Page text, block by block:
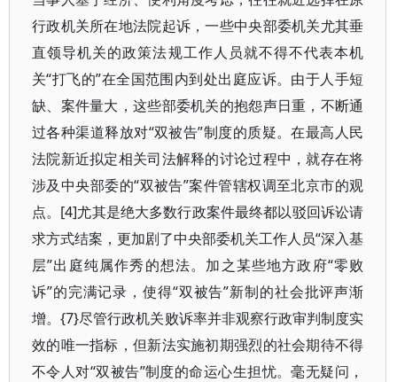
行政机关所在地法院起诉，一些中央部委机关尤其垂
直领导机关的政策法规工作人员就不得不代表本机
关“打飞的”在全国范围内到处出庭应诉。由于人手短
缺、案件量大，这些部委机关的抱怨声日重，不断通
过各种渠道释放对“双被告”制度的质疑。在最高人民
法院新近拟定相关司法解释的讨论过程中，就存在将
涉及中央部委的“双被告”案件管辖权调至北京市的观
点。[4]尤其是绝大多数行政案件最终都以驳回诉讼请
求方式结案，更加剧了中央部委机关工作人员“深入基
层”出庭纯属作秀的想法。加之某些地方政府“零败
诉”的完满记录，使得“双被告”新制的社会批评声渐
增。{7}尽管行政机关败诉率并非观察行政审判制度实
效的唯一指标，但新法实施初期强烈的社会期待不得
不令人对“双被告”制度的命运心生担忧。毫无疑问，